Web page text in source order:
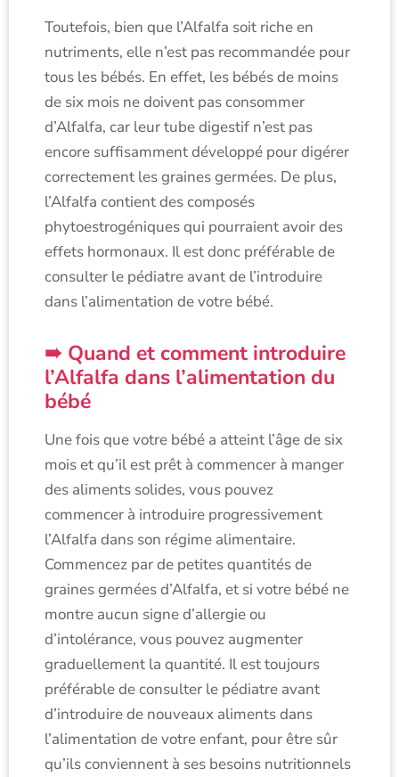
Toutefois, bien que l’Alfalfa soit riche en
nutriments, elle n’est pas recommandée pour
tous les bébés. En effet, les bébés de moins
de six mois ne doivent pas consommer
d’Alfalfa, car leur tube digestif n’est pas
encore suffisamment développé pour digérer
correctement les graines germées. De plus,
l’Alfalfa contient des composés
phytoestrogéniques qui pourraient avoir des
effets hormonaux. Il est donc préférable de
consulter le pédiatre avant de l’introduire
dans l’alimentation de votre bébé.
Quand et comment introduire
l’Alfalfa dans l’alimentation du
bébé
Une fois que votre bébé a atteint l’âge de six
mois et qu’il est prêt à commencer à manger
des aliments solides, vous pouvez
commencer à introduire progressivement
l’Alfalfa dans son régime alimentaire.
Commencez par de petites quantités de
graines germées d’Alfalfa, et si votre bébé ne
montre aucun signe d’allergie ou
d’intolérance, vous pouvez augmenter
graduellement la quantité. Il est toujours
préférable de consulter le pédiatre avant
d’introduire de nouveaux aliments dans
l’alimentation de votre enfant, pour être sûr
qu’ils conviennent à ses besoins nutritionnels